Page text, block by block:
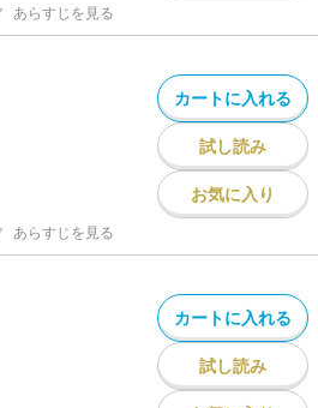
あらすじを見る
カートに入れる
試し読み
お気に入り
あらすじを見る
カートに入れる
試し読み